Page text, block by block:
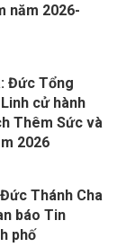
năm 2026-
Đức Tổng
cử hành
Thêm Sức và
2026
Thánh Cha
báo Tin
phố